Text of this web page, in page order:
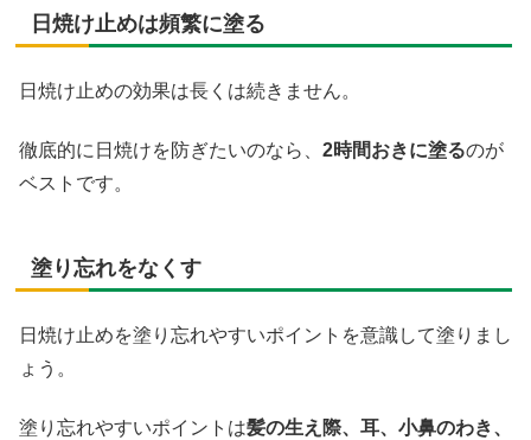
日焼け止めは頻繁に塗る
日焼け止めの効果は長くは続きません。
徹底的に日焼けを防ぎたいのなら、 2時間おきに塗るのが
ベストです。
塗り忘れをなくす
日焼け止めを塗り忘れやすいポイントを意識して塗りまし
ょう。
塗り忘れやすいポイントは髪の生え際、耳、小鼻のわき、